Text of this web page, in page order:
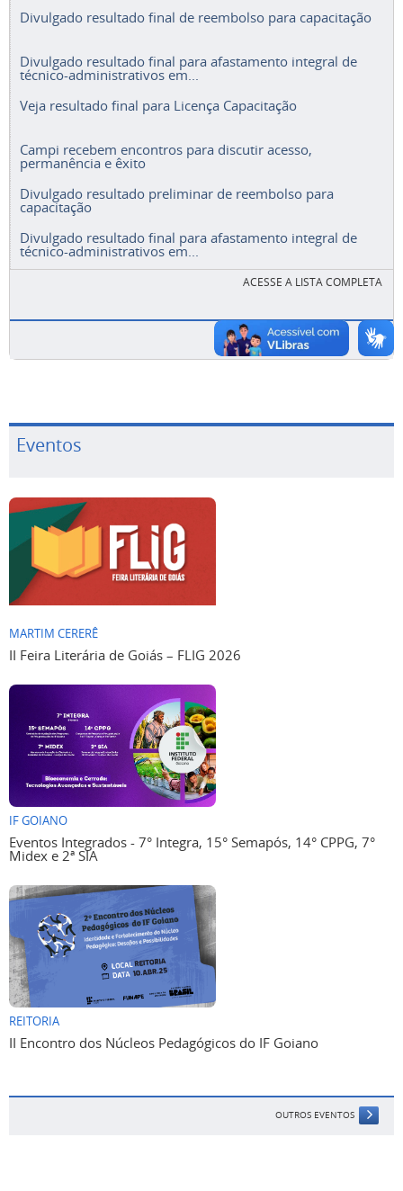
Divulgado resultado final de reembolso para capacitação
Divulgado resultado final para afastamento integral de
técnico-administrativos em...
Veja resultado final para Licença Capacitação
Campi recebem encontros para discutir acesso,
permanência e êxito
Divulgado resultado preliminar de reembolso para
capacitação
Divulgado resultado final para afastamento integral de
técnico-administrativos em...
ACESSE A LISTA COMPLETA
Eventos
MARTIM CERERÊ
II Feira Literária de Goiás – FLIG 2026
IF GOIANO
Eventos Integrados - 7° Integra, 15° Semapós, 14° CPPG, 7°
Midex e 2ª SIA
REITORIA
II Encontro dos Núcleos Pedagógicos do IF Goiano
OUTROS EVENTOS